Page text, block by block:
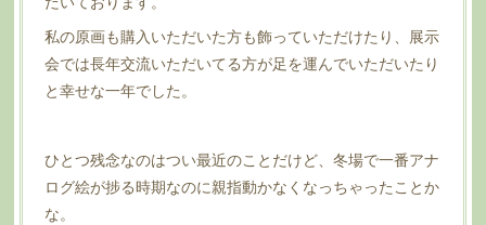
私の原画も購入いただいた方も飾っていただけたり、展示
会では長年交流いただいてる方が足を運んでいただいたり
と幸せな一年でした。
ひとつ残念なのはつい最近のことだけど、冬場で一番アナ
ログ絵が捗る時期なのに親指動かなくなっちゃったことか
な。